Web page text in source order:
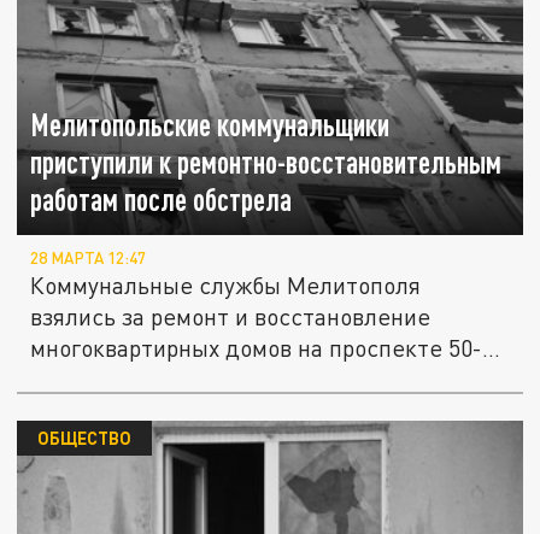
Мелитопольские коммунальщики
приступили к ремонтно-восстановительным
работам после обстрела
28 МАРТА 12:47
Коммунальные службы Мелитополя
взялись за ремонт и восстановление
многоквартирных домов на проспекте 50-
ОБЩЕСТВО